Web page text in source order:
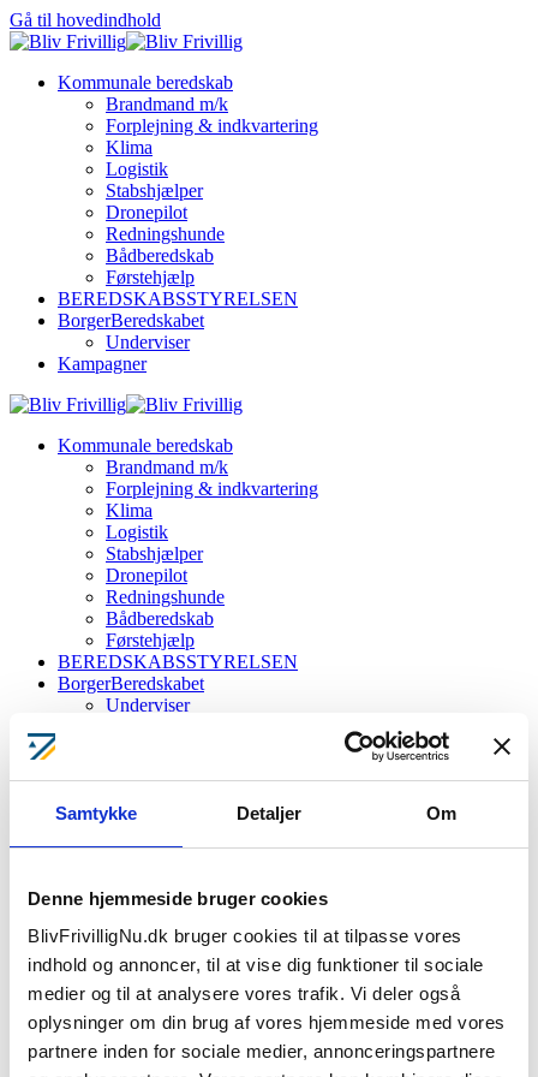
Samtykke Detaljer Om
Denne hjemmeside bruger cookies
BlivFrivilligNu.dk bruger cookies til at tilpasse vores
indhold og annoncer, til at vise dig funktioner til sociale
medier og til at analysere vores trafik. Vi deler også
oplysninger om din brug af vores hjemmeside med vores
partnere inden for sociale medier, annonceringspartnere
Gå til hovedindhold
Kommunale beredskab
Brandmand m/k
Forplejning & indkvartering
Klima
Logistik
Stabshjælper
Dronepilot
Redningshunde
Bådberedskab
Førstehjælp
BEREDSKABSSTYRELSEN
BorgerBeredskabet
Underviser
Kampagner
Kommunale beredskab
Brandmand m/k
Forplejning & indkvartering
Klima
Logistik
Stabshjælper
Dronepilot
Redningshunde
Bådberedskab
Førstehjælp
BEREDSKABSSTYRELSEN
BorgerBeredskabet
Underviser
Beredskabsstyrelsen
Kilde: Beredskabsstyrelsen
Frivillig i Beredskabsstyrelsen
Som frivillig i Beredskabsstyrelsen gør du en forskel, når Danmark
bliver ramt af ulykker, kriser eller katastrofer. Ryk ud til
brandslukning, oversvømmelser, eftersøgnings- og redningsarbejde